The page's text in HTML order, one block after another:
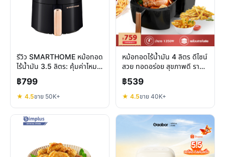
รีวิว SMARTHOME หม้อทอด
ไร้น้ำมัน 3.5 ลิตร: คุ้มค่าไหม
สำหรับครัวยุคใหม่
฿799
★ 4.5ขาย 50K+
หม้อทอดไร้น้ำมัน 4 ลิตร ดีไซน์
สวย ทอดอร่อย สุขภาพดี ราคา
คุ้มค่า
฿539
★ 4.5ขาย 40K+